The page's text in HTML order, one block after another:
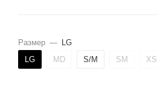
Размер — LG
LG
MD S/M SM XS